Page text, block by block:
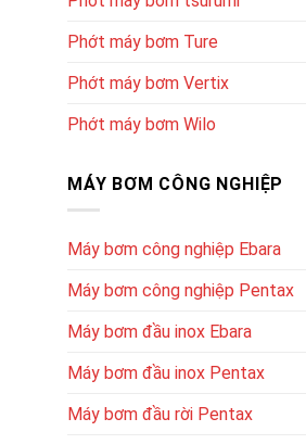
Phớt máy bơm Ture
Phớt máy bơm Vertix
Phớt máy bơm Wilo
MÁY BƠM CÔNG NGHIỆP
Máy bơm công nghiệp Ebara
Máy bơm công nghiệp Pentax
Máy bơm đầu inox Ebara
Máy bơm đầu inox Pentax
Máy bơm đầu rời Pentax